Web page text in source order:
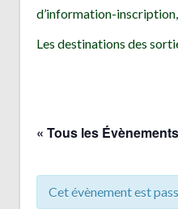
d’information-
Les destinations des
« Tous les Évènements
Cet évènement est